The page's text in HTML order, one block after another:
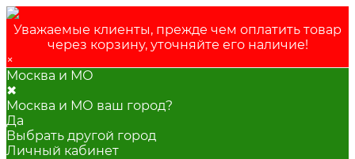
Уважаемые клиенты, прежде чем оплатить товар
через корзину, уточняйте его наличие!
×
Москва и МО
✖
Москва и МО ваш город?
Да
Выбрать другой город
Личный кабинет